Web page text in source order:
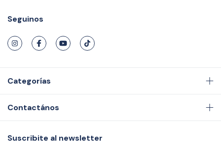
Seguinos
Categorías
Contactános
Suscribite al newsletter